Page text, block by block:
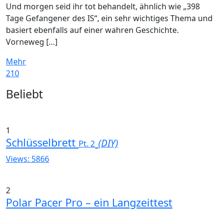
Und morgen seid ihr tot behandelt, ähnlich wie „398
Tage Gefangener des IS“, ein sehr wichtiges Thema und
basiert ebenfalls auf einer wahren Geschichte.
Vorneweg […]
Mehr
210
Widgets
Beliebt
1
Schlüsselbrett Pt. 2 (DIY)
Views: 5866
2
Polar Pacer Pro – ein Langzeittest